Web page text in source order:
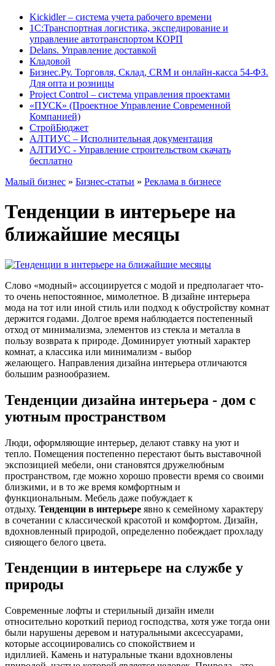
Kickidler – система учета рабочего времени
1С:Транспортная логистика, экспедирование и
управление автотранспортом КОРП
Delans. Управление доставкой
Кладовой
Бизнес.Ру. Торговля, Склад, CRM и онлайн-касса 54-ФЗ.
Для опта и розницы
Project Сontrol – система управления проектами
«ПУСК» (Проектное Управление Современной
Компанией)
СтройБюджет
АЛТИУС – Исполнительная документация
АЛТИУС - Управление строительством скачать
бесплатно
Малый бизнес » Бизнес-статьи » Реклама в бизнесе
Тенденции в интерьере на
ближайшие месяцы
Слово «модный» ассоциируется с модой и предполагает что-
то очень непостоянное, мимолетное. В дизайне интерьера
мода на тот или иной стиль или подход к обустройству комнат
держится годами. Долгое время наблюдается постепенный
отход от минимализма, элементов из стекла и металла в
пользу возврата к природе. Доминирует уютный характер
комнат, а классика или минимализм - выбор
желающего. Направления дизайна интерьера отличаются
большим разнообразием.
Тенденции дизайна интерьера - дом с
уютным пространством
Люди, оформляющие интерьер, делают ставку на уют и
тепло. Помещения постепенно перестают быть выставочной
экспозицией мебели, они становятся дружелюбным
пространством, где можно хорошо провести время со своими
близкими, и в то же время комфортным и
функциональным. Мебель даже побуждает к
отдыху. Тенденции в интерьере явно к семейному характеру
в сочетании с классической красотой и комфортом. Дизайн,
вдохновленный природой, определенно побеждает прохладу
сияющего белого цвета.
Тенденции в интерьере на службе у
природы
Современные лофты и стерильный дизайн имели
относительно короткий период господства, хотя уже тогда они
были нарушены деревом и натуральными аксессуарами,
которые ассоциировались со спокойствием и
идиллией. Камень и натуральные ткани вдохновлены